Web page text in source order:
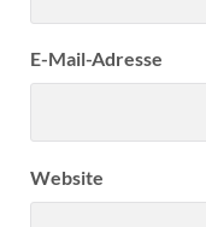
E-Mail-Adresse
Website